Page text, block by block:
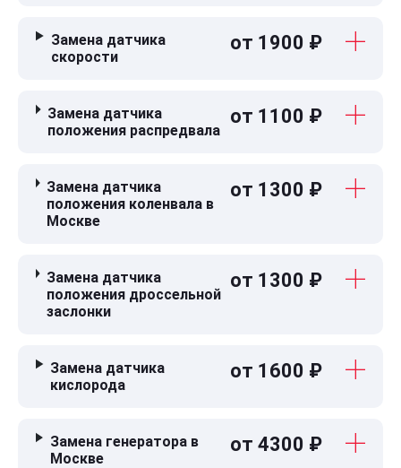
Замена датчика
скорости
от 1900 ₽
Замена датчика
положения распредвала
от 1100 ₽
Замена датчика
положения коленвала в
Москве
от 1300 ₽
Замена датчика
положения дроссельной
заслонки
от 1300 ₽
Замена датчика
кислорода
от 1600 ₽
Замена генератора в
Москве
от 4300 ₽